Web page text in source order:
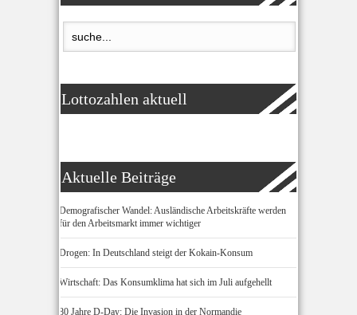
Lottozahlen aktuell
Aktuelle Beiträge
Demografischer Wandel: Ausländische Arbeitskräfte werden
für den Arbeitsmarkt immer wichtiger
Drogen: In Deutschland steigt der Kokain-Konsum
Wirtschaft: Das Konsumklima hat sich im Juli aufgehellt
80 Jahre D-Day: Die Invasion in der Normandie